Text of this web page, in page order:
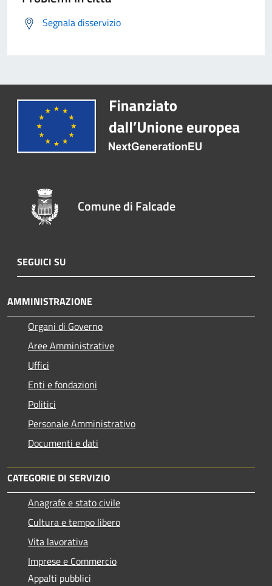
Segnala disservizio
Comune di Falcade
SEGUICI SU
AMMINISTRAZIONE
Organi di Governo
Aree Amministrative
Uffici
Enti e fondazioni
Politici
Personale Amministrativo
Documenti e dati
CATEGORIE DI SERVIZIO
Anagrafe e stato civile
Cultura e tempo libero
Vita lavorativa
Imprese e Commercio
Appalti pubblici